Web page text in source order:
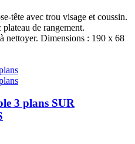
tête avec trou visage et coussin.
de rangement.
nettoyer. Dimensions : 190 x 68
3 plans SUR